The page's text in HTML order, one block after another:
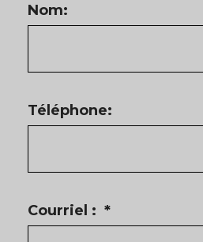
Nom:
Téléphone:
Courriel : *